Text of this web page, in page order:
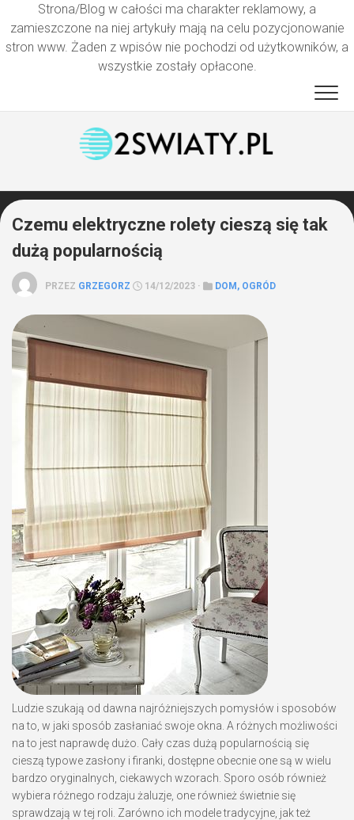
Strona/Blog w całości ma charakter reklamowy, a
zamieszczone na niej artykuły mają na celu pozycjonowanie
stron www. Żaden z wpisów nie pochodzi od użytkowników, a
wszystkie zostały opłacone.
Czemu elektryczne rolety cieszą się tak
dużą popularnością
PRZEZ GRZEGORZ 14/12/2023 · DOM, OGRÓD
Ludzie szukają od dawna najróżniejszych pomysłów i sposobów
na to, w jaki sposób zasłaniać swoje okna. A różnych możliwości
na to jest naprawdę dużo. Cały czas dużą popularnością się
cieszą typowe zasłony i firanki, dostępne obecnie one są w wielu
bardzo oryginalnych, ciekawych wzorach. Sporo osób również
wybiera różnego rodzaju żaluzje, one również świetnie się
sprawdzają w tej roli. Zarówno ich modele tradycyjne, jak też